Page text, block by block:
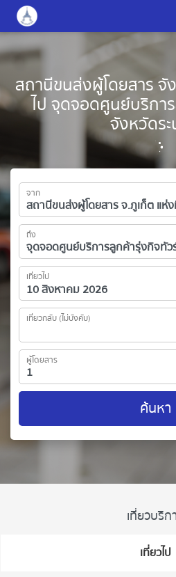
สถานีขนส่งผู้โดยสาร จั
ไป จุดจอดศูนย์บริกา
จังหวัดร
จาก
ถึง
เที่ยวไป
เที่ยวกลับ (ไม่บังคับ)
ผู้โดยสาร
ค้นหา
เที่ยวบริก
เที่ยวไป